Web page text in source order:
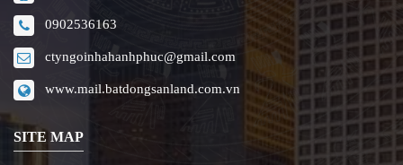
0902536163
ctyngoinhahanhphuc@gmail.com
www.mail.batdongsanland.com.vn
SITE MAP